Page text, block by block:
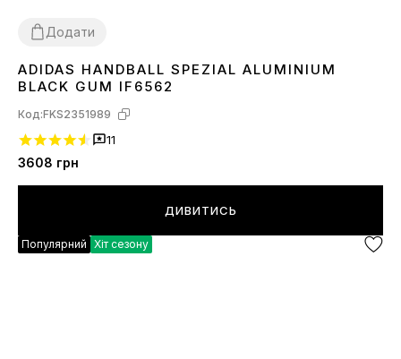
Додати
36 3738 394041
ADIDAS HANDBALL SPEZIAL ALUMINIUM
BLACK GUM IF6562
Код:FKS2351989
11
3608 грн
ДИВИТИСЬ
Популярний Хіт сезону